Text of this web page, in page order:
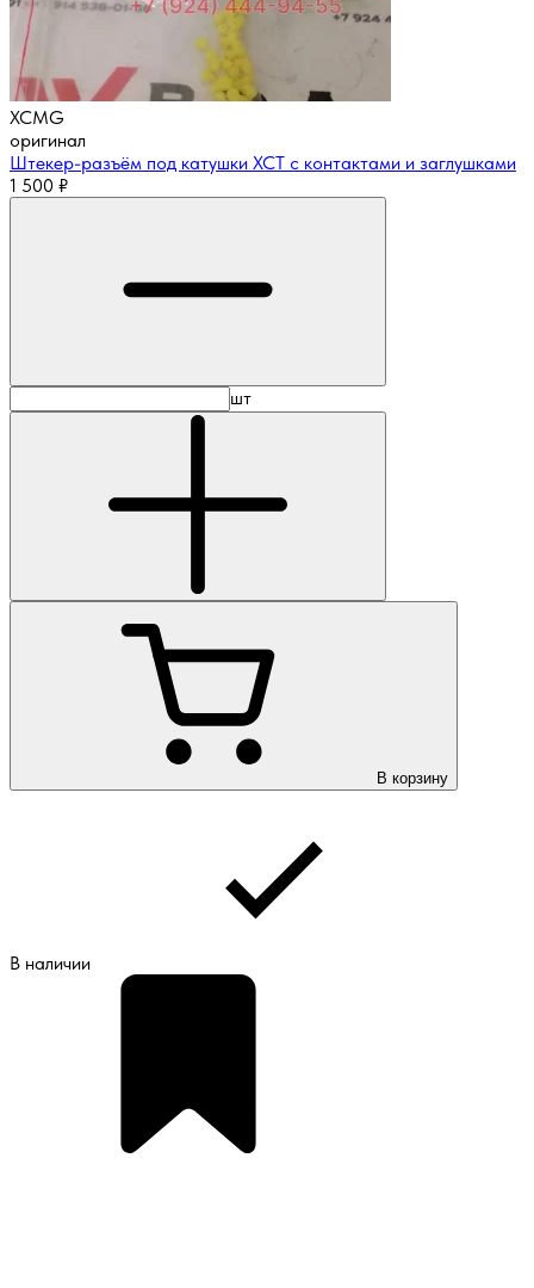
XCMG
оригинал
Штекер-разъём под катушки XCT с контактами и заглушками
1 500 ₽
шт
В корзину
В наличии